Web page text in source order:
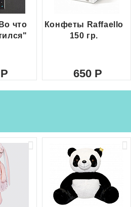
что
Конфеты Raffaello
150 гр.
650